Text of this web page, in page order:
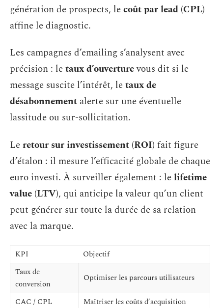
génération de prospects, lecoût par lead (CPL)
affine le diagnostic.
Les campagnes d’emailing s’analysent avec
précision : letaux d’ouverturevous dit si le
message suscite l’intérêt, letaux de
désabonnement alerte sur une éventuelle
lassitude ou sur-sollicitation.
Leretour sur investissement (ROI) fait figure
d’étalon : il mesure l’efficacité globale de chaque
euro investi. À surveiller également : lelifetime
value (LTV), qui anticipe la valeur qu’un client
peut générer sur toute la durée de sa relation
avec la marque.
KPI
Objectif
Taux de
conversion
Optimiser les parcours utilisateurs
CAC / CPL Maîtriser les coûts d’acquisition